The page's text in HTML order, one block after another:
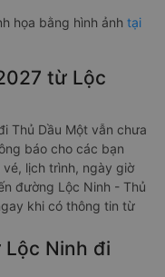
họa bằng hình ảnh tại
từ Lộc
Thủ Dầu Một vẫn chưa
báo cho các bạn
lịch trình, ngày giờ
đường Lộc Ninh - Thủ
khi có thông tin từ
Ninh đi